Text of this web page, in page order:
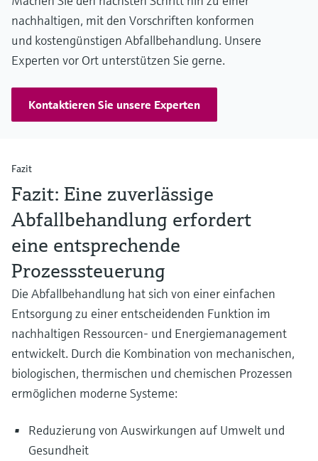
nachhaltigen, mit den Vorschriften konformen
und kostengünstigen Abfallbehandlung. Unsere
Experten vor Ort unterstützen Sie gerne.
Kontaktieren Sie unsere Experten
Fazit
Fazit: Eine zuverlässige
Abfallbehandlung erfordert
eine entsprechende
Prozesssteuerung
Die Abfallbehandlung hat sich von einer einfachen
Entsorgung zu einer entscheidenden Funktion im
nachhaltigen Ressourcen- und Energiemanagement
entwickelt. Durch die Kombination von mechanischen,
biologischen, thermischen und chemischen Prozessen
ermöglichen moderne Systeme:
Reduzierung von Auswirkungen auf Umwelt und
Gesundheit